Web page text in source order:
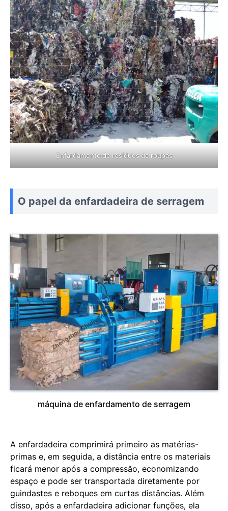
Enfardamento de resíduos de roupas
O papel da enfardadeira de serragem
máquina de enfardamento de serragem
A enfardadeira comprimirá primeiro as matérias-
primas e, em seguida, a distância entre os materiais
ficará menor após a compressão, economizando
espaço e pode ser transportada diretamente por
guindastes e reboques em curtas distâncias. Além
disso, após a enfardadeira adicionar funções, ela